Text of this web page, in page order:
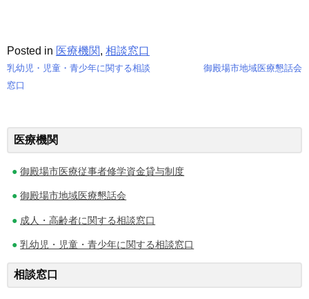
Posted in 医療機関, 相談窓口
投
ナ
シ
ョ
乳幼児・児童・青少年に関する相談
窓口
御殿場市地域医療懇話会
医療機関
御殿場市医療従事者修学資金貸与制度
御殿場市地域医療懇話会
成人・高齢者に関する相談窓口
乳幼児・児童・青少年に関する相談窓口
相談窓口